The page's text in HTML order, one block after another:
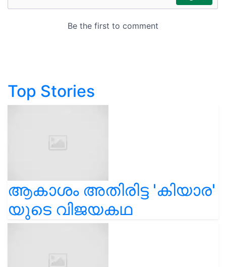
Top Stories
ആകാശം അതിരിട്ട 'കിയാര'
യുടെ വിജയകഥ